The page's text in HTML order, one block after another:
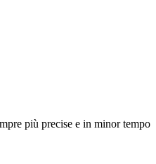
più precise e in minor tempo